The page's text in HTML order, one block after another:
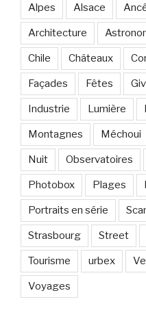
Alpes Alsace
Architecture
Chile Châteaux
Façades Fêtes
Industrie Lumière
Montagnes Méchoui
Nuit Observatoires
Photobox Plages
Portraits en série
Strasbourg Street
Tourisme urbex
Voyages